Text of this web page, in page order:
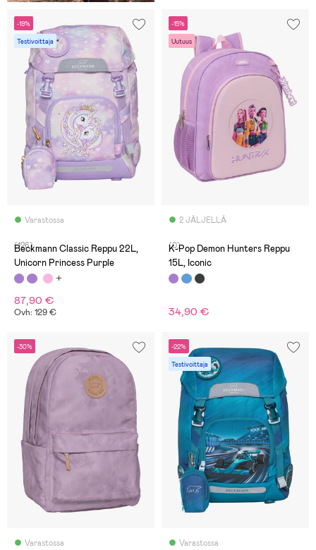
-19%
Testivoittaja
Varastossa
(126)
Beckmann Classic Reppu 22L,
Unicorn Princess Purple
87,90 €
Ovh: 129 €
-15%
Uutuus
2 JÄLJELLÄ
(0)
K-Pop Demon Hunters Reppu
15L, Iconic
34,90 €
-30%
Varastossa
-22%
Testivoittaja
Varastossa